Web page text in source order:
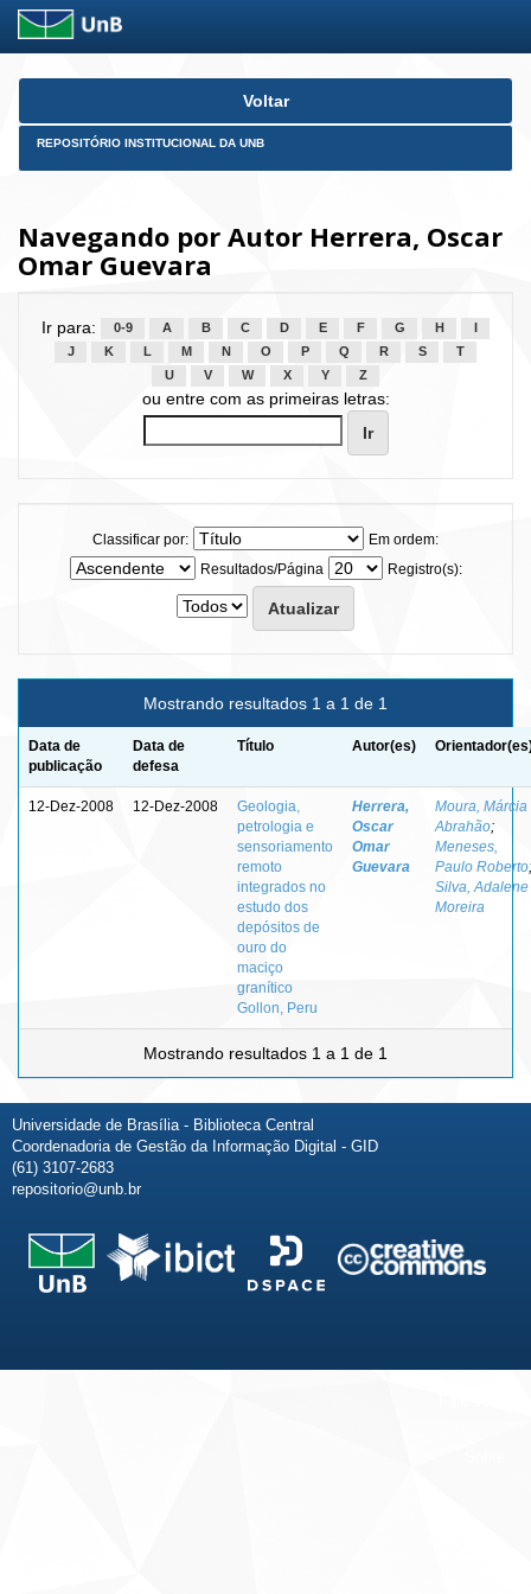
Skip
Voltar
REPOSITÓRIO INSTITUCIONAL DA UNB
Navegando por Autor Herrera, Oscar
Omar Guevara
Ir para: 0-9 A B C D E F G H
J
K L M N O P Q R S
T
U
V W X Y Z
ou entre com as primeiras letras:
Classificar por:
Em ordem:
Resultados/Página
Registro(s):
Mostrando resultados 1 a 1 de 1
Data de
publicação
Data de
defesa
Título Autor(es)
12-Dez-2008 12-Dez-2008
Geologia,
petrologia e
sensoriamento
remoto
integrados no
estudo dos
depósitos de
ouro do
maciço
granítico
Gollon, Peru
Herrera,
Oscar
Omar
Guevara
Moura, Márcia
Abrahão;
Meneses,
Paulo Roberto;
Silva, Adalene
Moreira
Mostrando resultados 1 a 1 de 1
Universidade de Brasília - Biblioteca Central
Coordenadoria de Gestão da Informação Digital - GID
(61) 3107-2683
repositorio@unb.br